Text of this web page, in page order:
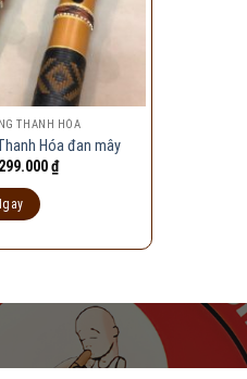
THANH HÓA
Hóa đan mây
Giá
là:
₫.
299.000₫Giá
hiện